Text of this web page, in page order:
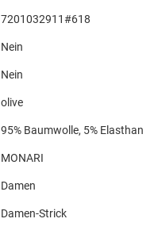
7201032911#618
Nein
Nein
olive
95% Baumwolle, 5% Elasthan
MONARI
Damen
Damen-Strick